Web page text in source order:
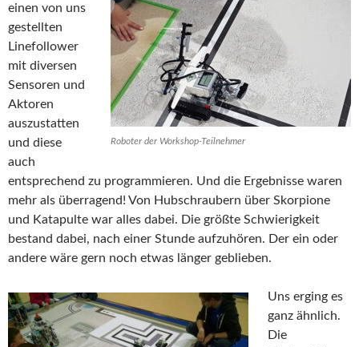
Roboter der Workshop-Teilnehmer
einen von uns
gestellten
Linefollower
mit diversen
Sensoren und
Aktoren
auszustatten
und diese
auch
entsprechend zu programmieren. Und die Ergebnisse waren
mehr als überragend! Von Hubschraubern über Skorpione
und Katapulte war alles dabei. Die größte Schwierigkeit
bestand dabei, nach einer Stunde aufzuhören. Der ein oder
andere wäre gern noch etwas länger geblieben.
Uns erging es
ganz ähnlich.
Die